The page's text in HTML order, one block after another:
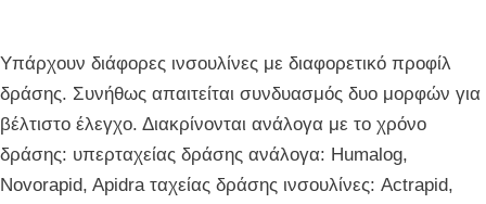
Υπάρχουν διάφορες ινσουλίνες με διαφορετικό προφίλ
δράσης. Συνήθως απαιτείται συνδυασμός δυο μορφών για
βέλτιστο έλεγχο. Διακρίνονται ανάλογα με το χρόνο
δράσης: υπερταχείας δράσης ανάλογα: Humalog,
Novorapid, Apidra ταχείας δράσης ινσουλίνες: Actrapid,